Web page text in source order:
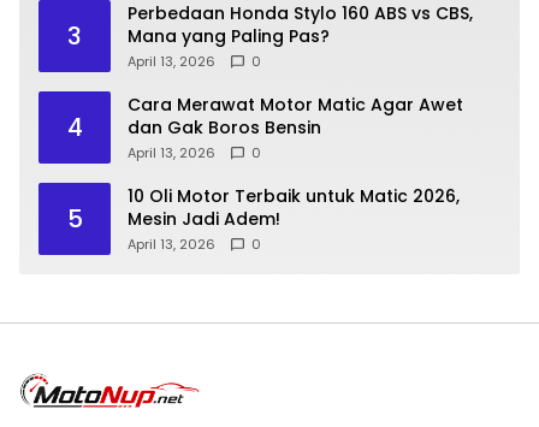
3
Perbedaan Honda Stylo 160 ABS vs CBS,
Mana yang Paling Pas?
April 13, 2026 0
4
Cara Merawat Motor Matic Agar Awet
dan Gak Boros Bensin
April 13, 2026 0
5
10 Oli Motor Terbaik untuk Matic 2026,
Mesin Jadi Adem!
April 13, 2026 0